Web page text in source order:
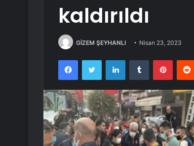
kaldırıldı
GİZEM ŞEYHANLI Nisan 23, 2023
FacebookTwitter LinkedInTumblr